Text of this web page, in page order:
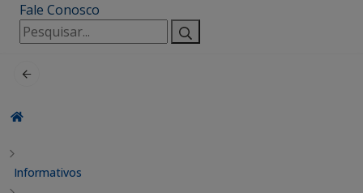
Fale Conosco
Pesquisar
por:
Informativos